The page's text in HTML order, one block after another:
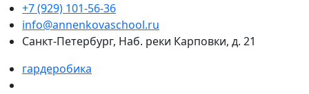
+7 (929) 101-56-36
info@annenkovaschool.ru
Санкт-Петербург, Наб. реки Карповки, д. 21
гардеробика